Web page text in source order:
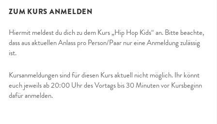
ZUM KURS ANMELDEN
Hiermit meldest du dich zu dem Kurs „Hip Hop Kids“ an. Bitte beachte,
dass aus aktuellen Anlass pro Person/Paar nur eine Anmeldung zulässig
ist.
Kursanmeldungen sind für diesen Kurs aktuell nicht möglich. Ihr könnt
euch jeweils ab 20:00 Uhr des Vortags bis 30 Minuten vor Kursbeginn
dafür anmelden.